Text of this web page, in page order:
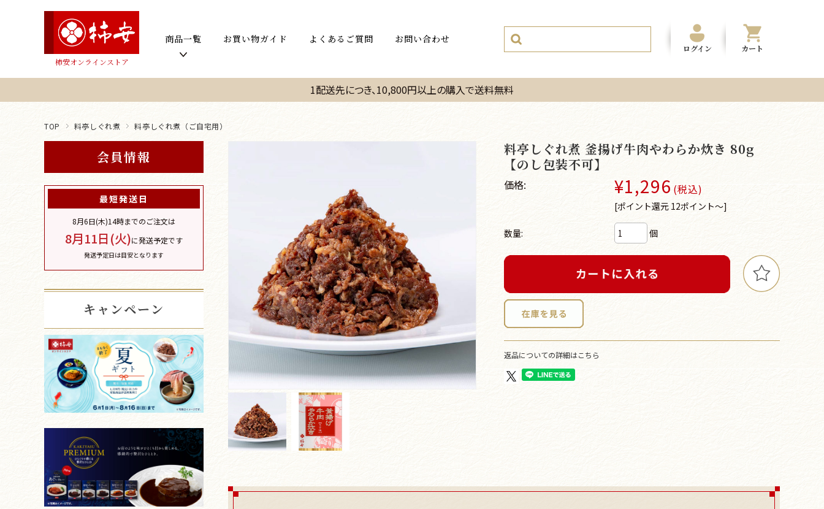
柿安オンラインストア
商品一覧 お買い物ガイド よくあるご質問 お問い合わせ
ログイン カート
1配送先につき、10,800円以上の購入で送料無料
TOP 料亭しぐれ煮 料亭しぐれ煮（ご自宅用）
料亭しぐれ煮 釜揚げ牛肉やわらか炊き 80g
【のし包装不可】
価格: ¥1,296 (税込)
[ポイント還元 12ポイント～]
数量: 個
返品についての詳細はこちら
会員情報
最短発送日
8月6日(木)14時までのご注文は
8月11日(火)に発送予定です
発送予定日は目安となります
キャンペーン